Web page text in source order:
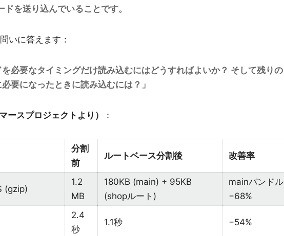
を送り込んでいることです。
いに答えます：
を必要なタイミングだけ読み込むにはどうすればよいか？ そして残りの
要になったときに読み込むには？」
ースプロジェクトより） ：
分割
前
ルートベース分割後 改善率
(gzip)
1.2
MB
180KB (main) + 95KB
(shopルート)
mainバンドル
−68%
2.4
秒
1.1秒 −54%